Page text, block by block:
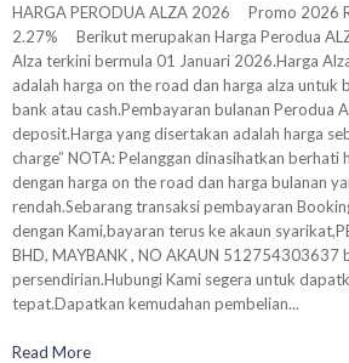
HARGA PERODUA ALZA 2026 Promo 2026
2.27% Berikut merupakan Harga Perodua
Alza terkini bermula 01 Januari 2026.Harga
adalah harga on the road dan harga alza untuk
bank atau cash.Pembayaran bulanan Perodua
deposit.Harga yang disertakan adalah harga
charge” NOTA: Pelanggan dinasihatkan
dengan harga on the road dan harga bulanan
rendah.Sebarang transaksi pembayaran
dengan Kami,bayaran terus ke akaun
BHD, MAYBANK , NO AKAUN 512754303637
persendirian.Hubungi Kami segera untuk
tepat.Dapatkan kemudahan pembelian...
Read More